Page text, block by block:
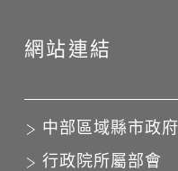
網站連結
中部區域縣市政府
行政院所屬部會